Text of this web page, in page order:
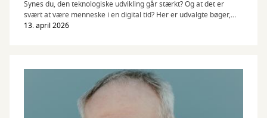
Synes du, den teknologiske udvikling går stærkt? Og at det er
svært at være menneske i en digital tid? Her er udvalgte bøger,
der giver stof til eftertanke, nuanceret viden og nyt perspektiv.
13. april 2026